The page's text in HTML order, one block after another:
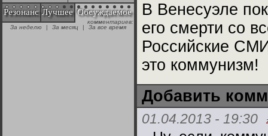
"Аркадий Коц" на
эгалите-фесте "Не
Резонанс Лучшее Обсуждаемое
комментариев:
За неделю
| За месяц | За все время
В Венесуэле
его смерти со
Российские
это коммунизм!
Добавить
01.04.2013 - 19:30